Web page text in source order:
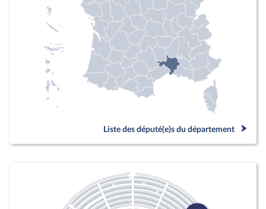
Liste des député(e)s du département